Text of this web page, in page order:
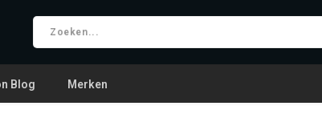
Blog Merken